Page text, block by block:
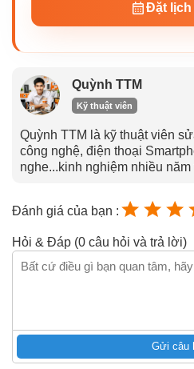
Đặt lịch
Quỳnh TTM
Kỹ thuật viên
Quỳnh TTM là kỹ thuật viên
công nghệ, điện thoại
nghe...kinh nghiệm nhiều
Đánh giá của bạn :
Hỏi & Đáp (0 câu hỏi và trả lời)
Gửi câu